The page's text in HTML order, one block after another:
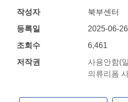
작성자
북부센터
등록일
2025-06-26
조회수
6,461
저작권
사용안함(
의류리폼